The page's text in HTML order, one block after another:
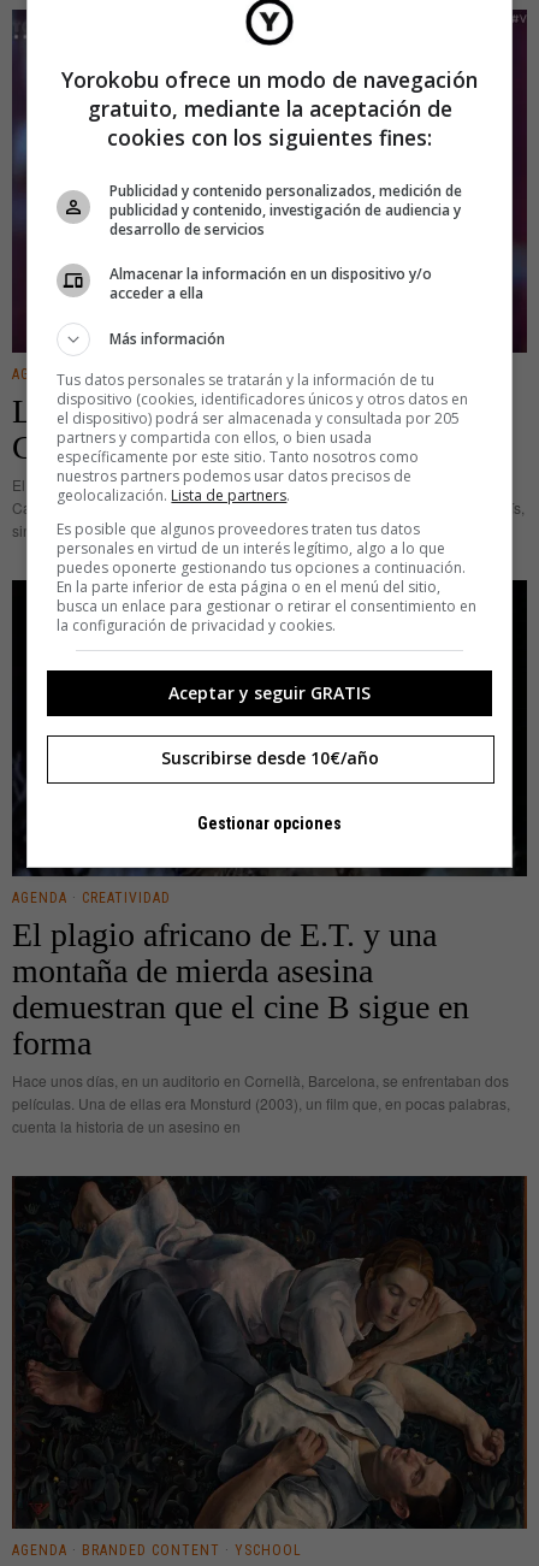
AGENDA · ENTRETENIMIENTO
La ‘Fistrosofía’ de Chiquito de la
Calzada
El mundo de la comedia se rinde a sus pies. «La figura de Chiquito de la
Calzada marcó un antes y un después no solamente en el humor de este país,
sino
AGENDA · CREATIVIDAD
El plagio africano de E.T. y una
montaña de mierda asesina
demuestran que el cine B sigue en
forma
Hace unos días, en un auditorio en Cornellà, Barcelona, se enfrentaban dos
películas. Una de ellas era Monsturd (2003), un film que, en pocas palabras,
cuenta la historia de un asesino en
AGENDA · BRANDED CONTENT · YSCHOOL
Yorokobu ofrece un modo de navegación
gratuito, mediante la aceptación de
cookies con los siguientes fines:
Publicidad y contenido personalizados, medición de
publicidad y contenido, investigación de audiencia y
desarrollo de servicios
Almacenar la información en un dispositivo y/o
acceder a ella
Más información
Tus datos personales se tratarán y la información de tu
dispositivo (cookies, identificadores únicos y otros datos en
el dispositivo) podrá ser almacenada y consultada por 205
partners y compartida con ellos, o bien usada
específicamente por este sitio. Tanto nosotros como
nuestros partners podemos usar datos precisos de
geolocalización. Lista de partners.
Es posible que algunos proveedores traten tus datos
personales en virtud de un interés legítimo, algo a lo que
puedes oponerte gestionando tus opciones a continuación.
En la parte inferior de esta página o en el menú del sitio,
busca un enlace para gestionar o retirar el consentimiento en
la configuración de privacidad y cookies.
Aceptar y seguir GRATIS
Suscribirse desde 10€/año
Gestionar opciones